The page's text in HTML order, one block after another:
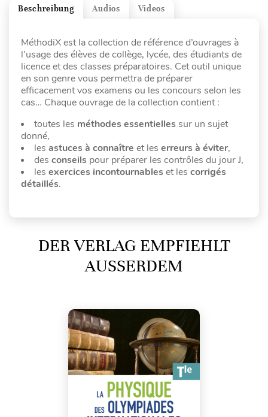
Videos
Audios
Beschreibung
MéthodiX est la collection de référence d’ouvrages à
l’usage des élèves de collège, lycée, des étudiants de
licence et des classes préparatoires. Cet outil unique
en son genre vous permettra de préparer
efficacement vos examens ou les concours selon les
cas… Chaque ouvrage de la collection contient :
toutes les méthodes essentielles sur un sujet
donné,
les astuces à connaître et les erreurs à éviter,
des conseils pour préparer les contrôles du jour J,
les exercices incontournables et les corrigés
détaillés.
DER VERLAG EMPFIEHLT
AUSSERDEM